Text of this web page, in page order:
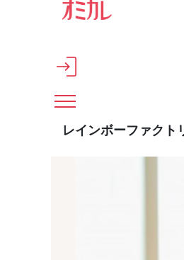
メインコンテンツへスキップ
レインボーファクト